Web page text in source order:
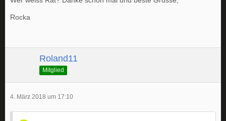
Rocka
Roland11
Mitglied
4. März 2018 um 17:10